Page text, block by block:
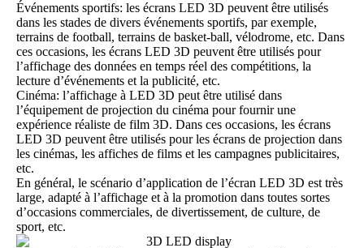
Événements sportifs: les écrans LED 3D peuvent être utilisés
dans les stades de divers événements sportifs, par exemple,
terrains de football, terrains de basket-ball, vélodrome, etc. Dans
ces occasions, les écrans LED 3D peuvent être utilisés pour
l’affichage des données en temps réel des compétitions, la
lecture d’événements et la publicité, etc.
Cinéma: l’affichage à LED 3D peut être utilisé dans
l’équipement de projection du cinéma pour fournir une
expérience réaliste de film 3D. Dans ces occasions, les écrans
LED 3D peuvent être utilisés pour les écrans de projection dans
les cinémas, les affiches de films et les campagnes publicitaires,
etc.
En général, le scénario d’application de l’écran LED 3D est très
large, adapté à l’affichage et à la promotion dans toutes sortes
d’occasions commerciales, de divertissement, de culture, de
sport, etc.